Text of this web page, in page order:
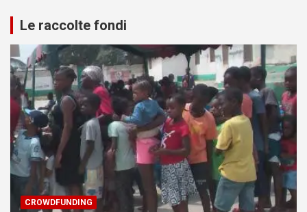
Le raccolte fondi
CROWDFUNDING